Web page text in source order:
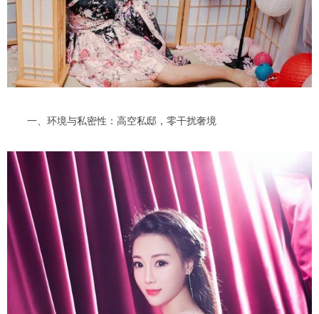
一、环境与私密性：高空私邸，零干扰奢境